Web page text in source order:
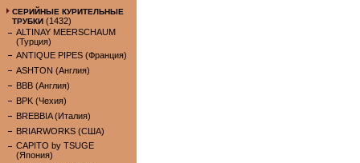
СЕРИЙНЫЕ КУРИТЕЛЬНЫЕ
ТРУБКИ (1432)
ALTINAY MEERSCHAUM
(Турция)
ANTIQUE PIPES (Франция)
ASHTON (Англия)
BBB (Англия)
BPK (Чехия)
BREBBIA (Италия)
BRIARWORKS (США)
CAPITO by TSUGE
(Япония)